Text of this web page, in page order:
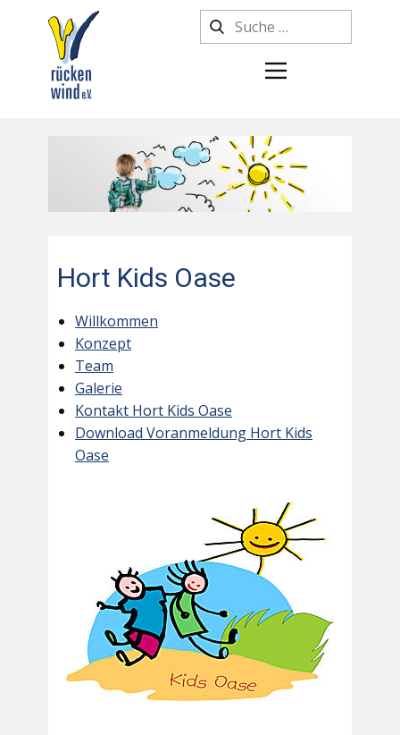
Hort Kids Oase
Willkommen
Konzept
Team
Galerie
Kontakt Hort Kids Oase
Download Voranmeldung Hort Kids
Oase